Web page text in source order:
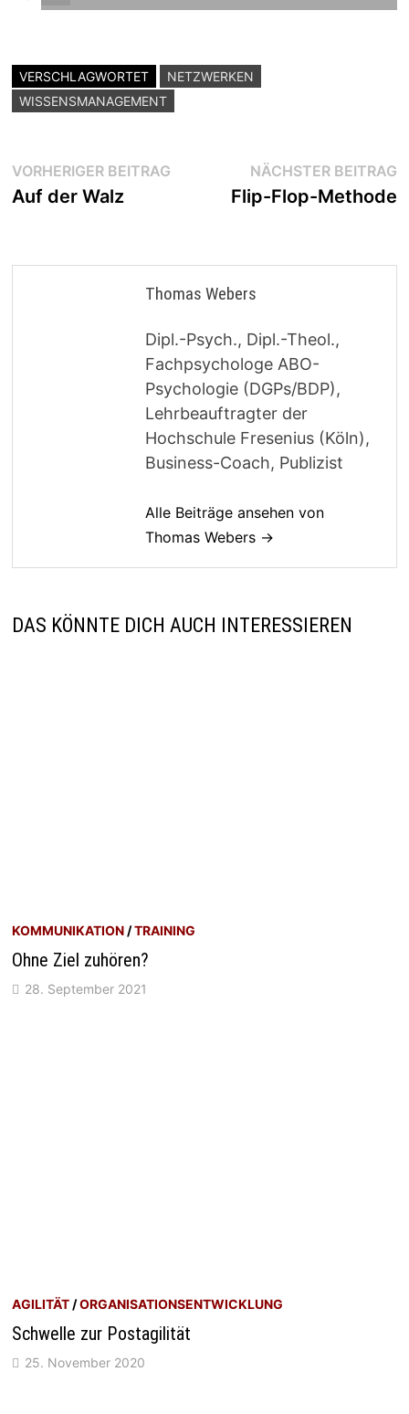
VERSCHLAGWORTET
NETZWERKEN
WISSENSMANAGEMENT
Beitragsnavigation
VORHERIGER BEITRAG Vorheriger
Auf der Walz
NÄCHSTER BEITRAG
Flip-Flop-Methode
Thomas Webers
Dipl.-Psych., Dipl.-Theol.,
Fachpsychologe ABO-
Psychologie (DGPs/BDP),
Lehrbeauftragter der
Hochschule Fresenius (Köln),
Business-Coach, Publizist
Alle Beiträge ansehen von
Thomas Webers →
DAS KÖNNTE DICH AUCH INTERESSIEREN
KOMMUNIKATION /TRAINING
Ohne Ziel zuhören?
28. September 2021
AGILITÄT /ORGANISATIONSENTWICKLUNG
Schwelle zur Postagilität
25. November 2020